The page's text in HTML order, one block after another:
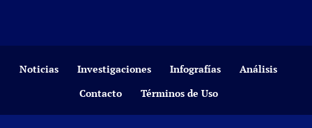
Noticias Investigaciones Infografías
Análisis
Contacto
Términos de Uso